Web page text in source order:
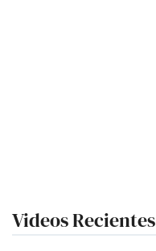
Videos Recientes